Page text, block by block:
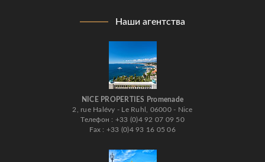
Наши агентства
NICE PROPERTIES Promenade
2, rue Halévy - Le Ruhl, 06000 - Nice
Телефон : +33 (0)4 92 07 09 50
Fax : +33 (0)4 93 16 05 06